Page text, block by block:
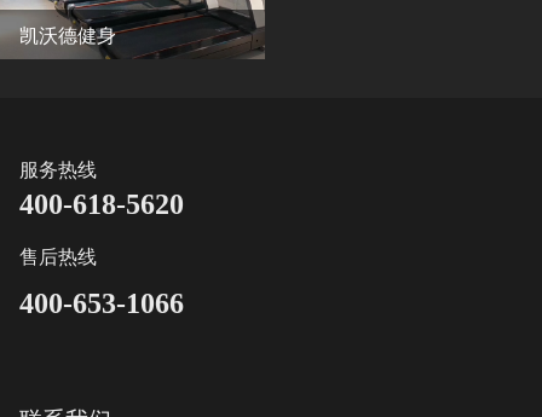
凯沃德健身
服务热线
400-618-5620
售后热线
400-653-1066